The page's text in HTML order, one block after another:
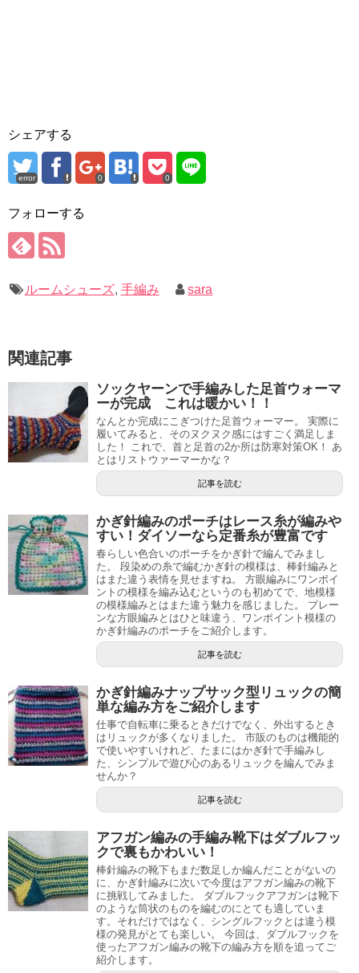
シェアする
error 0 0
フォローする
ルームシューズ, 手編み sara
関連記事
ソックヤーンで手編みした足首ウォーマ
ーが完成 これは暖かい！！
なんとか完成にこぎつけた足首ウォーマー。 実際に
履いてみると、そのヌクヌク感にはすごく満足しま
した！ これで、首と足首の2か所は防寒対策OK！ あ
とはリストウァーマーかな？
記事を読む
かぎ針編みのポーチはレース糸が編みや
すい！ダイソーなら定番糸が豊富です
春らしい色合いのポーチをかぎ針で編んでみまし
た。 段染めの糸で編むかぎ針の模様は、棒針編みと
はまた違う表情を見せますね。 方眼編みにワンポイ
ントの模様を編み込むというのも初めてで、地模様
の模様編みとはまた違う魅力を感じました。 プレー
ンな方眼編みとはひと味違う、ワンポイント模様の
かぎ針編みのポーチをご紹介します。
記事を読む
かぎ針編みナップサック型リュックの簡
単な編み方をご紹介します
仕事で自転車に乗るときだけでなく、外出するとき
はリュックが多くなりました。 市販のものは機能的
で使いやすいけれど、たまにはかぎ針で手編みし
た、シンプルで遊び心のあるリュックを編んでみま
せんか？
記事を読む
アフガン編みの手編み靴下はダブルフッ
クで裏もかわいい！
棒針編みの靴下もまだ数足しか編んだことがないの
に、かぎ針編みに次いで今度はアフガン編みの靴下
に挑戦してみました。 ダブルフックアフガンは靴下
のような筒状のものを編むのにとても適していま
す。それだけではなく、シングルフックとは違う模
様の発見がとても楽しい。 今回は、ダブルフックを
使ったアフガン編みの靴下の編み方を順を追ってご
紹介します。